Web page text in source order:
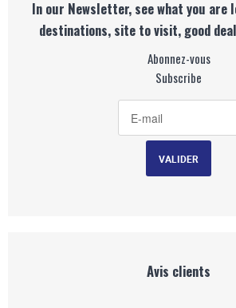
In our Newsletter, see what you
destinations, site to visit, good
Abonnez-vous
Subscribe
Avis clients